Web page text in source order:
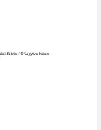
Palette / © Crypton Future